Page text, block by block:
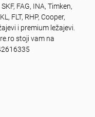
FAG, INA, Timken,
FLT, RHP, Cooper,
i premium ležajevi.
stoji vam na